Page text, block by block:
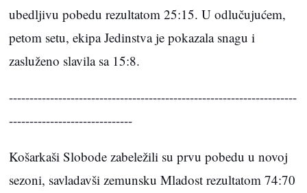
ubedljivu pobedu rezultatom 25:15. U odlučujućem,
petom setu, ekipa Jedinstva je pokazala snagu i
zasluženo slavila sa 15:8.
----------------------------------------------------------------------
------------------------------
Košarkaši Slobode zabeležili su prvu pobedu u novoj
sezoni, savladavši zemunsku Mladost rezultatom 74:70